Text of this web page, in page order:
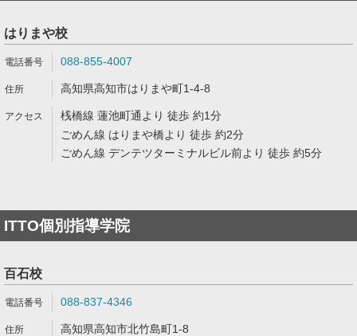
はりまや校
088-855-4007
高知県高知市はりまや町1-4-8
桟橋線 蓮池町通より 徒歩 約1分
ごめん線 はりまや橋より 徒歩 約2分
ごめん線 デンテツターミナルビル前より 徒歩 約5分
ITTO個別指導学院
百石校
088-837-4346
高知県高知市北竹島町1-8